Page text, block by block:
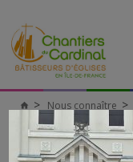
Chantiers
du
Cardinal
Nous connaître
Dimanche 10 juin
Pavillons-sous-Bois (93)
cdc_1972